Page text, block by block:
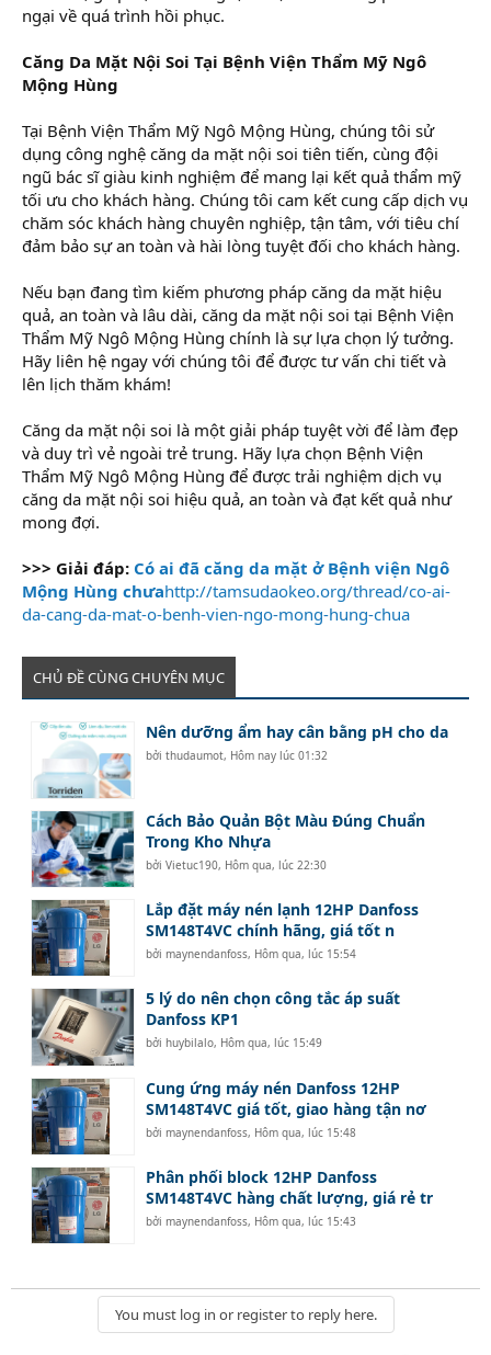
ngại về quá trình hồi phục.
Căng Da Mặt Nội Soi Tại Bệnh Viện Thẩm Mỹ Ngô
Mộng Hùng
Tại Bệnh Viện Thẩm Mỹ Ngô Mộng Hùng, chúng tôi sử
dụng công nghệ căng da mặt nội soi tiên tiến, cùng đội
ngũ bác sĩ giàu kinh nghiệm để mang lại kết quả thẩm mỹ
tối ưu cho khách hàng. Chúng tôi cam kết cung cấp dịch vụ
chăm sóc khách hàng chuyên nghiệp, tận tâm, với tiêu chí
đảm bảo sự an toàn và hài lòng tuyệt đối cho khách hàng.
Nếu bạn đang tìm kiếm phương pháp căng da mặt hiệu
quả, an toàn và lâu dài, căng da mặt nội soi tại Bệnh Viện
Thẩm Mỹ Ngô Mộng Hùng chính là sự lựa chọn lý tưởng.
Hãy liên hệ ngay với chúng tôi để được tư vấn chi tiết và
lên lịch thăm khám!
Căng da mặt nội soi là một giải pháp tuyệt vời để làm đẹp
và duy trì vẻ ngoài trẻ trung. Hãy lựa chọn Bệnh Viện
Thẩm Mỹ Ngô Mộng Hùng để được trải nghiệm dịch vụ
căng da mặt nội soi hiệu quả, an toàn và đạt kết quả như
mong đợi.
>>> Giải đáp: Có ai đã căng da mặt ở Bệnh viện Ngô
Mộng Hùng chưahttp://tamsudaokeo.org/thread/co-ai-
da-cang-da-mat-o-benh-vien-ngo-mong-hung-chua
CHỦ ĐỀ CÙNG CHUYÊN MỤC
Nên dưỡng ẩm hay cân bằng pH cho da
bởithudaumot, Hôm nay lúc 01:32
Cách Bảo Quản Bột Màu Đúng Chuẩn
Trong Kho Nhựa
bởiVietuc190, Hôm qua, lúc 22:30
Lắp đặt máy nén lạnh 12HP Danfoss
SM148T4VC chính hãng, giá tốt n
bởimaynendanfoss, Hôm qua, lúc 15:54
5 lý do nên chọn công tắc áp suất
Danfoss KP1
bởihuybilalo, Hôm qua, lúc 15:49
Cung ứng máy nén Danfoss 12HP
SM148T4VC giá tốt, giao hàng tận nơ
bởimaynendanfoss, Hôm qua, lúc 15:48
Phân phối block 12HP Danfoss
SM148T4VC hàng chất lượng, giá rẻ tr
bởimaynendanfoss, Hôm qua, lúc 15:43
You must log in or register to reply here.